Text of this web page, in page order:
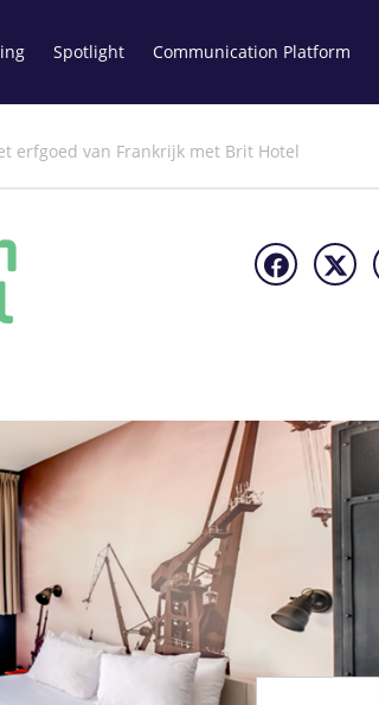
Spotlight Communication Platform
erfgoed van Frankrijk met Brit Hotel